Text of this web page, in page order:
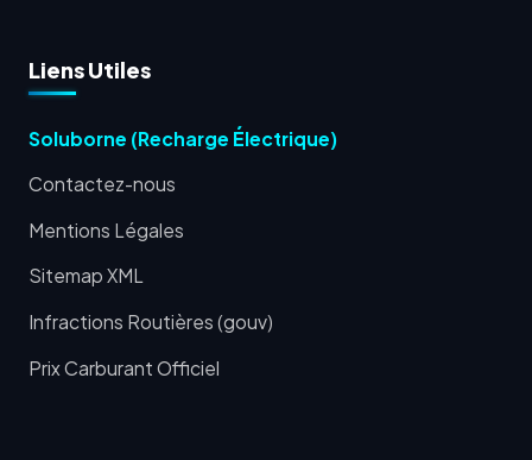
Liens Utiles
Soluborne (Recharge Électrique)
Contactez-nous
Mentions Légales
Sitemap XML
Infractions Routières (gouv)
Prix Carburant Officiel